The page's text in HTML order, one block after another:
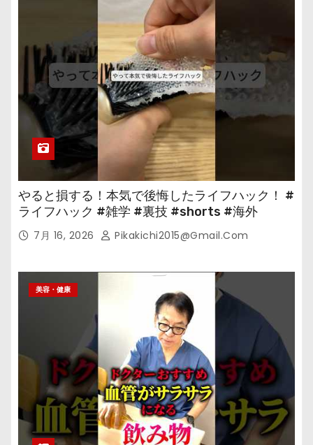
やると損する！本気で後悔したライフハック！ #
ライフハック #雑学 #裏技 #shorts #海外
7月 16, 2026 Pikakichi2015@gmail.com
美容・健康